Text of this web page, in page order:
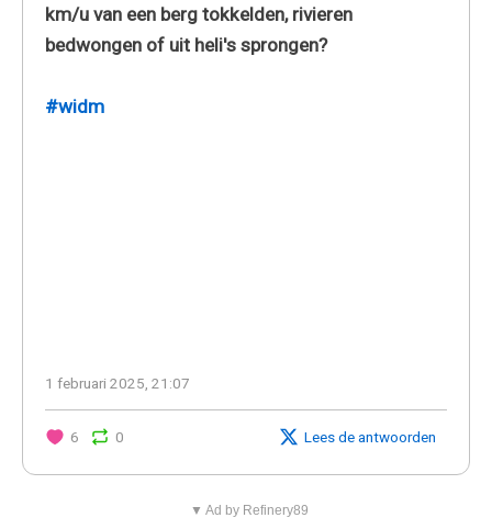
km/u van een berg tokkelden, rivieren
bedwongen of uit heli's sprongen?
#widm
1 februari 2025, 21:07
6 0 Lees de antwoorden
▼ Ad by Refinery89